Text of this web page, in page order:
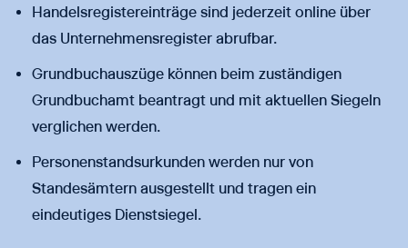
Handelsregistereinträge sind jederzeit online über
das Unternehmensregister abrufbar.
Grundbuchauszüge können beim zuständigen
Grundbuchamt beantragt und mit aktuellen Siegeln
verglichen werden.
Personenstandsurkunden werden nur von
Standesämtern ausgestellt und tragen ein
eindeutiges Dienstsiegel.